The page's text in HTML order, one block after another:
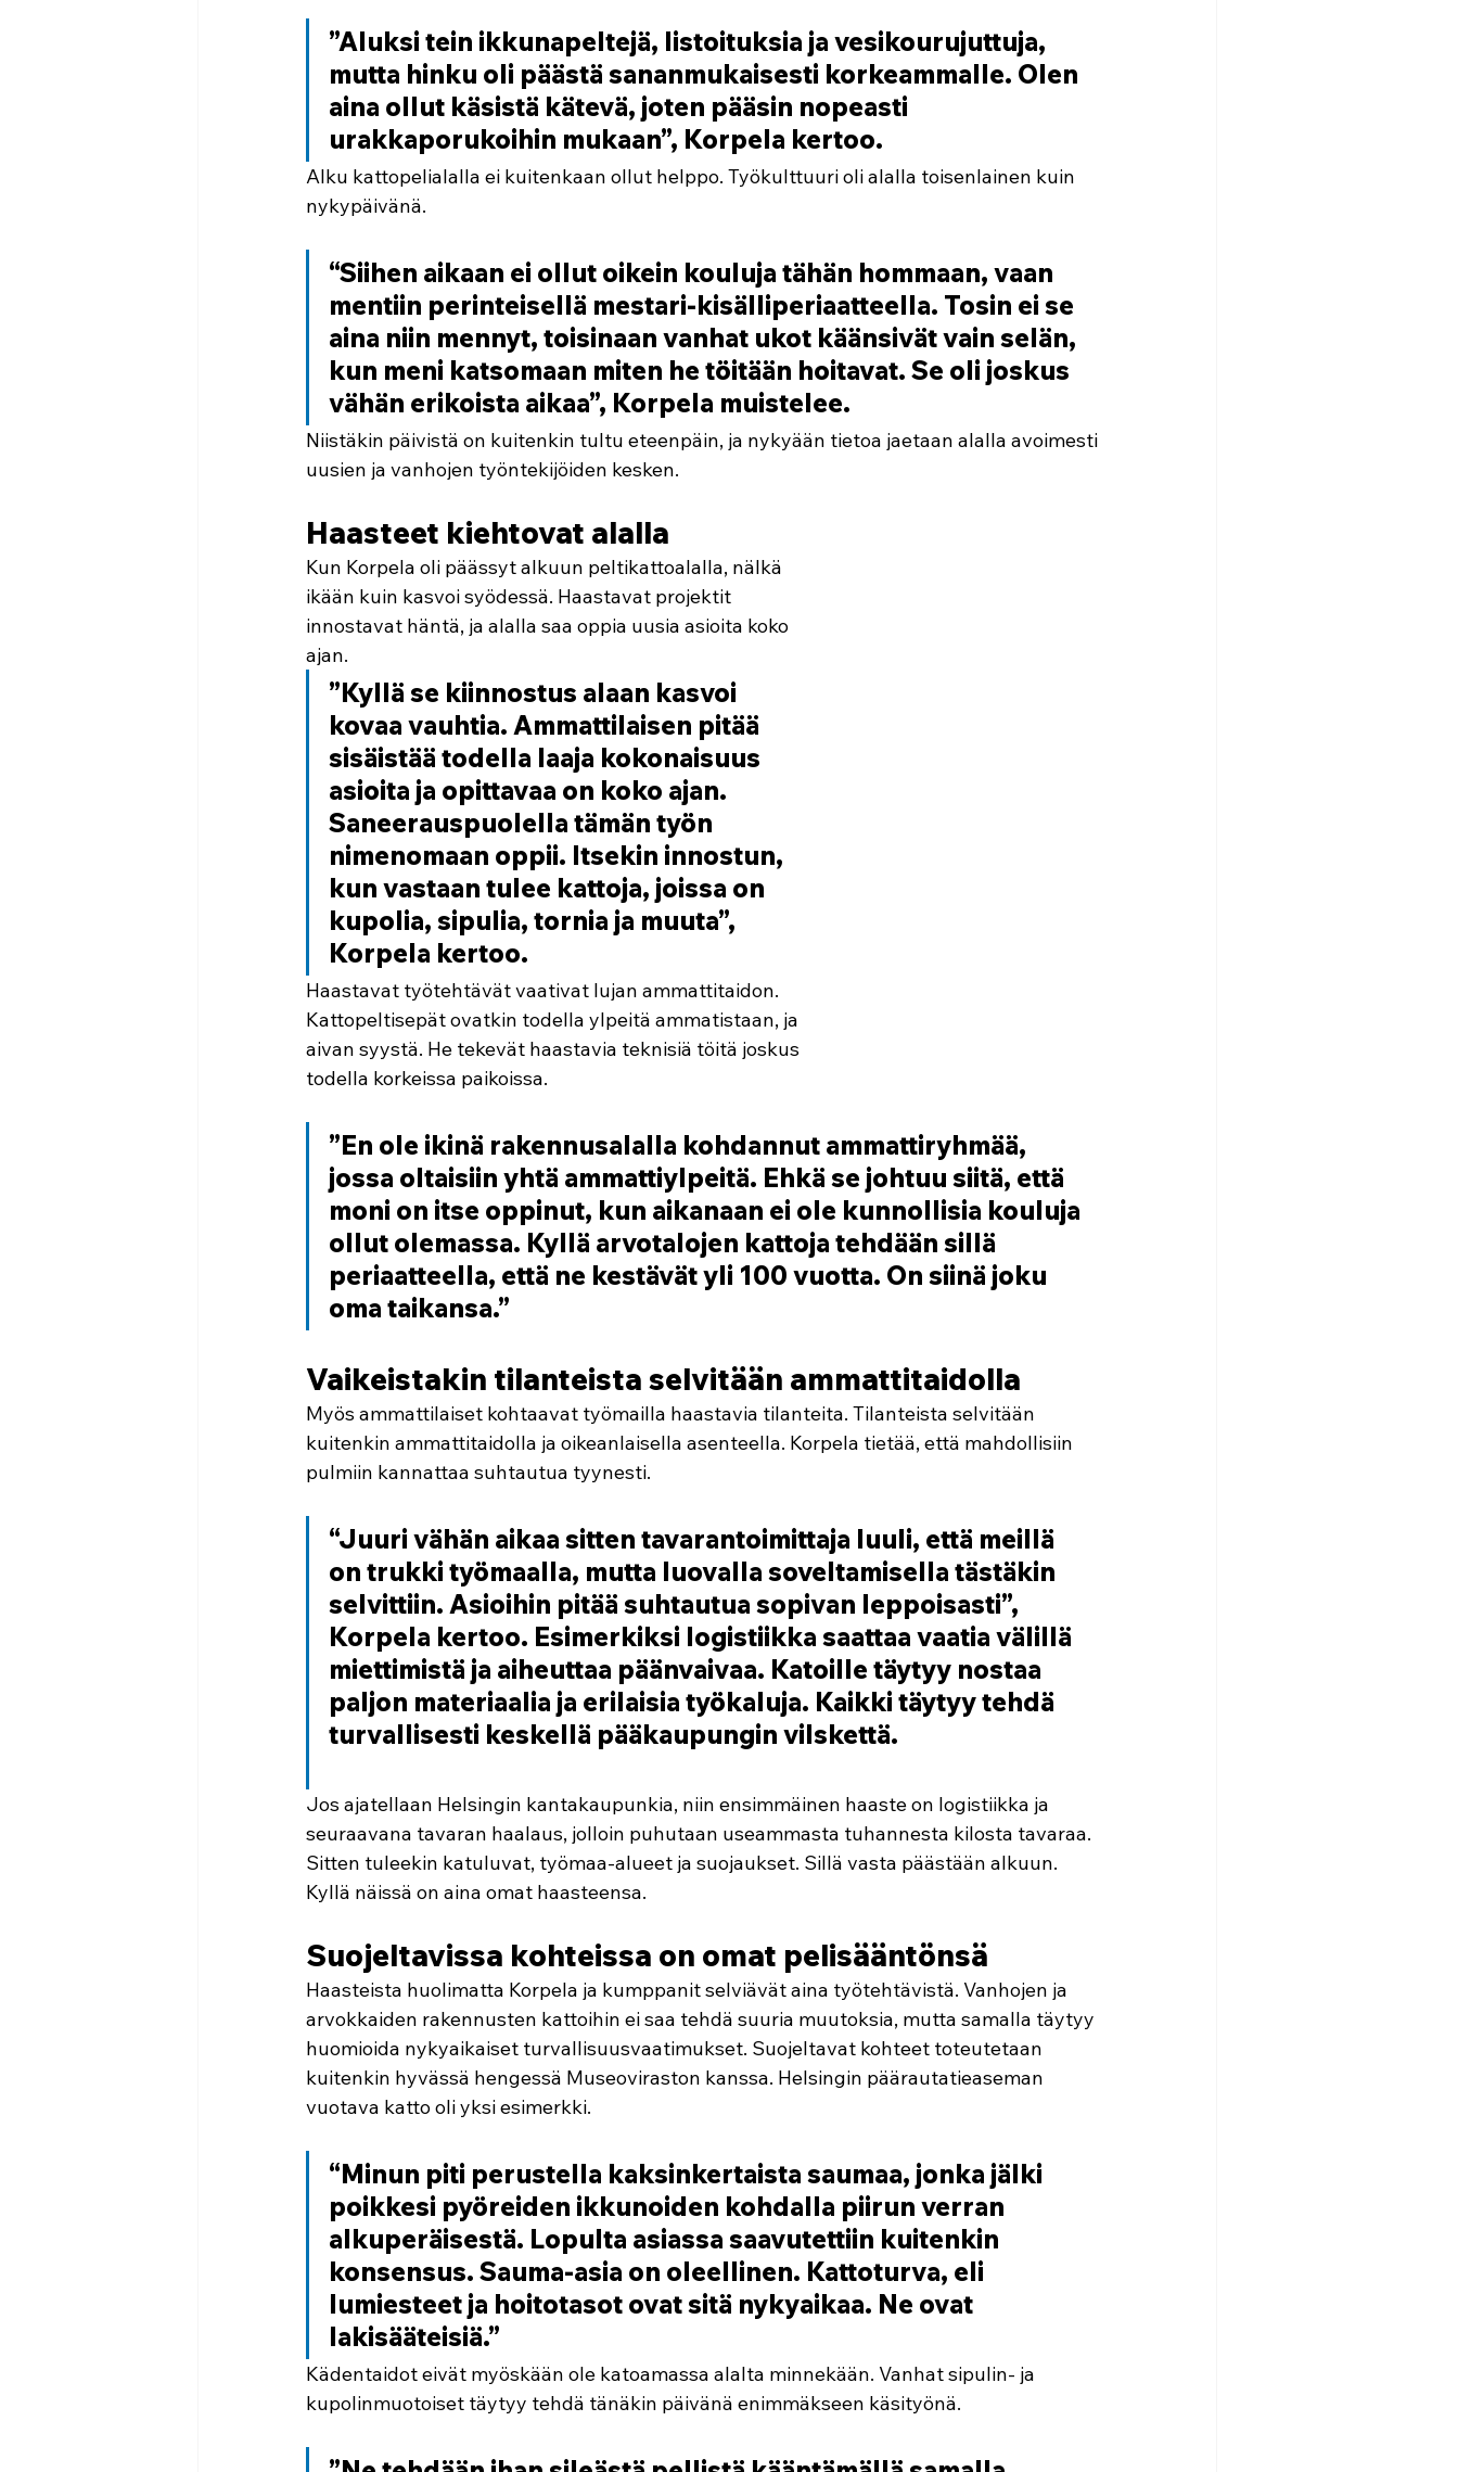
”Aluksi tein ikkunapeltejä, listoituksia ja vesikourujuttuja,
mutta hinku oli päästä sananmukaisesti korkeammalle. Olen
aina ollut käsistä kätevä, joten pääsin nopeasti
urakkaporukoihin mukaan”, Korpela kertoo.
Alku kattopelialalla ei kuitenkaan ollut helppo. Työkulttuuri oli alalla toisenlainen kuin
nykypäivänä.
“Siihen aikaan ei ollut oikein kouluja tähän hommaan, vaan
mentiin perinteisellä mestari-kisälliperiaatteella. Tosin ei se
aina niin mennyt, toisinaan vanhat ukot käänsivät vain selän,
kun meni katsomaan miten he töitään hoitavat. Se oli joskus
vähän erikoista aikaa”, Korpela muistelee.
Niistäkin päivistä on kuitenkin tultu eteenpäin, ja nykyään tietoa jaetaan alalla avoimesti
uusien ja vanhojen työntekijöiden kesken.
Haasteet kiehtovat alalla
Kun Korpela oli päässyt alkuun peltikattoalalla, nälkä
ikään kuin kasvoi syödessä. Haastavat projektit
innostavat häntä, ja alalla saa oppia uusia asioita koko
ajan.
”Kyllä se kiinnostus alaan kasvoi
kovaa vauhtia. Ammattilaisen pitää
sisäistää todella laaja kokonaisuus
asioita ja opittavaa on koko ajan.
Saneerauspuolella tämän työn
nimenomaan oppii. Itsekin innostun,
kun vastaan tulee kattoja, joissa on
kupolia, sipulia, tornia ja muuta”,
Korpela kertoo.
Haastavat työtehtävät vaativat lujan ammattitaidon.
Kattopeltisepät ovatkin todella ylpeitä ammatistaan, ja
aivan syystä. He tekevät haastavia teknisiä töitä joskus
todella korkeissa paikoissa.
”En ole ikinä rakennusalalla kohdannut ammattiryhmää,
jossa oltaisiin yhtä ammattiylpeitä. Ehkä se johtuu siitä, että
moni on itse oppinut, kun aikanaan ei ole kunnollisia kouluja
ollut olemassa. Kyllä arvotalojen kattoja tehdään sillä
periaatteella, että ne kestävät yli 100 vuotta. On siinä joku
oma taikansa.”
Vaikeistakin tilanteista selvitään ammattitaidolla
Myös ammattilaiset kohtaavat työmailla haastavia tilanteita. Tilanteista selvitään
kuitenkin ammattitaidolla ja oikeanlaisella asenteella. Korpela tietää, että mahdollisiin
pulmiin kannattaa suhtautua tyynesti.
“Juuri vähän aikaa sitten tavarantoimittaja luuli, että meillä
on trukki työmaalla, mutta luovalla soveltamisella tästäkin
selvittiin. Asioihin pitää suhtautua sopivan leppoisasti”,
Korpela kertoo. Esimerkiksi logistiikka saattaa vaatia välillä
miettimistä ja aiheuttaa päänvaivaa. Katoille täytyy nostaa
paljon materiaalia ja erilaisia työkaluja. Kaikki täytyy tehdä
turvallisesti keskellä pääkaupungin vilskettä.
Jos ajatellaan Helsingin kantakaupunkia, niin ensimmäinen haaste on logistiikka ja
seuraavana tavaran haalaus, jolloin puhutaan useammasta tuhannesta kilosta tavaraa.
Sitten tuleekin katuluvat, työmaa-alueet ja suojaukset. Sillä vasta päästään alkuun.
Kyllä näissä on aina omat haasteensa.
Suojeltavissa kohteissa on omat pelisääntönsä
Haasteista huolimatta Korpela ja kumppanit selviävät aina työtehtävistä. Vanhojen ja
arvokkaiden rakennusten kattoihin ei saa tehdä suuria muutoksia, mutta samalla täytyy
huomioida nykyaikaiset turvallisuusvaatimukset. Suojeltavat kohteet toteutetaan
kuitenkin hyvässä hengessä Museoviraston kanssa. Helsingin päärautatieaseman
vuotava katto oli yksi esimerkki.
“Minun piti perustella kaksinkertaista saumaa, jonka jälki
poikkesi pyöreiden ikkunoiden kohdalla piirun verran
alkuperäisestä. Lopulta asiassa saavutettiin kuitenkin
konsensus. Sauma-asia on oleellinen. Kattoturva, eli
lumiesteet ja hoitotasot ovat sitä nykyaikaa. Ne ovat
lakisääteisiä.”
Kädentaidot eivät myöskään ole katoamassa alalta minnekään. Vanhat sipulin- ja
kupolinmuotoiset täytyy tehdä tänäkin päivänä enimmäkseen käsityönä.